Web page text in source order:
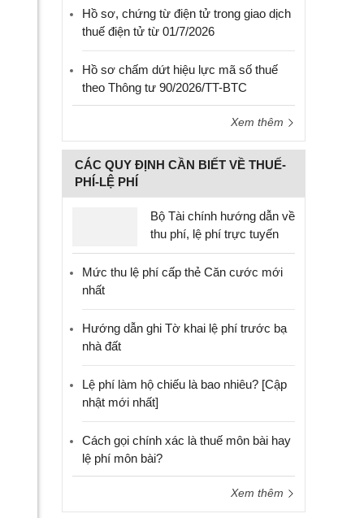
Hồ sơ, chứng từ điện tử trong giao dịch
thuế điện tử từ 01/7/2026
Hồ sơ chấm dứt hiệu lực mã số thuế
theo Thông tư 90/2026/TT-BTC
Xem thêm
CÁC QUY ĐỊNH CẦN BIẾT VỀ THUẾ-
PHÍ-LỆ PHÍ
Bộ Tài chính hướng dẫn về
thu phí, lệ phí trực tuyến
Mức thu lệ phí cấp thẻ Căn cước mới
nhất
Hướng dẫn ghi Tờ khai lệ phí trước bạ
nhà đất
Lệ phí làm hộ chiếu là bao nhiêu? [Cập
nhật mới nhất]
Cách gọi chính xác là thuế môn bài hay
lệ phí môn bài?
Xem thêm